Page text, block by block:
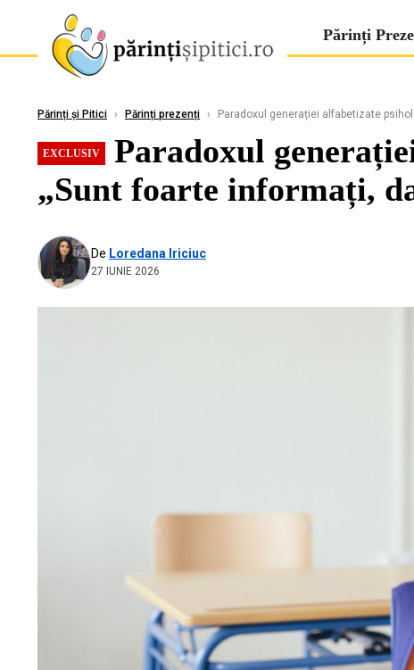
Părinți
Părinți și Pitici › Părinți prezenți › Paradoxul generației alfabetizate
EXCLUSIV
Paradoxul
„Sunt foarte informați,
De Loredana Iriciuc
27 IUNIE 2026